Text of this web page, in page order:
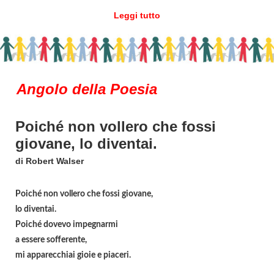
Leggi tutto
Angolo della Poesia
Poiché non vollero che fossi
giovane, lo diventai.
di Robert Walser
Poiché non vollero che fossi giovane,
lo diventai.
Poiché dovevo impegnarmi
a essere sofferente,
mi apparecchiai gioie e piaceri.